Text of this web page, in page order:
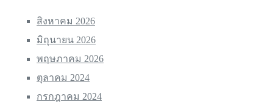
สิงหาคม 2026
มิถุนายน 2026
พฤษภาคม 2026
ตุลาคม 2024
กรกฎาคม 2024